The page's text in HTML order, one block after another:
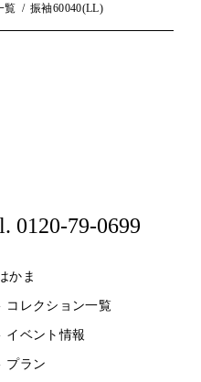
覧 振袖60040(LL)
0120-79-0699
かま
コレクション一覧
イベント情報
プラン